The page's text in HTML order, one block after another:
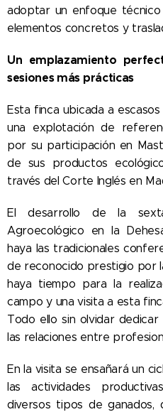
adoptar un enfoque
elementos concretos y
Un emplazamiento
sesiones más prácticas
Esta finca ubicada a
una explotación de
por su participación en
de sus productos
través del Corte Inglés en
El desarrollo de la
Agroecológico en la
haya las tradicionales
de reconocido prestigio por
haya tiempo para la
campo y una visita a esta
Todo ello sin olvidar
las relaciones entre
En la visita se ensañará un
las actividades
diversos tipos de ganados,